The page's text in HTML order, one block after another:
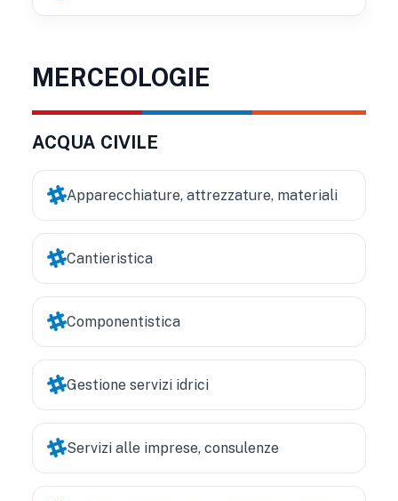
MERCEOLOGIE
ACQUA CIVILE
Apparecchiature, attrezzature, materiali
Cantieristica
Componentistica
Gestione servizi idrici
Servizi alle imprese, consulenze